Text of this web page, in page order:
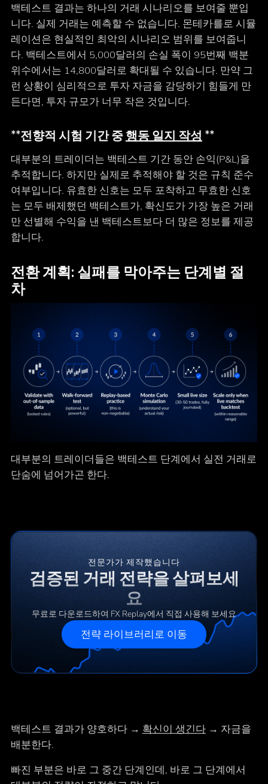
백테스트 결과는 하나의 거래 시나리오를 보여줄 뿐입
니다. 실제 거래는 예측할 수 없습니다. 몬테카를로 시뮬
레이션은 현실적인 최악의 시나리오 범위를 보여줍니
다. 백테스트에서 5,000달러의 손실 폭이 95번째 백분
위수에서는 14,800달러로 확대될 수 있습니다. 만약 그
런 상황이 심리적으로 투자 자금을 감당하기 힘들게 만
든다면, 투자 규모가 너무 작은 것입니다.
**전향적 시험 기간 중 행동 일지 작성 **
대부분의 트레이더는 백테스트 기간 동안 손익(P&L)을
추적합니다. 하지만 실제로 추적해야 할 것은 규칙 준수
여부입니다. 유효한 신호는 모두 포착하고 무효한 신호
는 모두 배제했던 백테스트가, 확신도가 가장 높은 거래
만 선별해 수익을 낸 백테스트보다 더 많은 정보를 제공
합니다.
전환 계획: 실패를 막아주는 단계별 절
차
대부분의 트레이더들은 백테스트 단계에서 실전 거래로
단숨에 넘어가곤 한다.
전문가가 제작했습니다
검증된 거래 전략을 살펴보세
요
무료로 다운로드하여 FX Replay에서 직접 사용해 보세요
전략 라이브러리로 이동
백테스트 결과가 양호하다 → 확신이 생긴다→ 자금을
배분한다.
빠진 부분은 바로 그 중간 단계인데, 바로 그 단계에서